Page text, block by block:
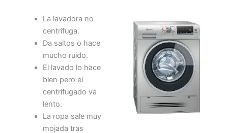
La lavadora no
centrifuga.
Da saltos o hace
mucho ruido.
El lavado lo hace
bien pero el
centrifugado va
lento.
La ropa sale muy
mojada tras